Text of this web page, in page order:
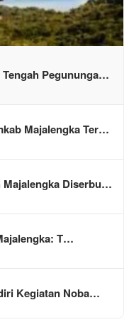
Pegununga…
Majalengka Ter…
Majalengka Diserbu…
T…
Kegiatan Noba…